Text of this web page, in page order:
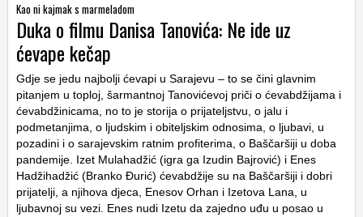
Kao ni kajmak s marmeladom
Duka o filmu Danisa Tanovića: Ne ide uz
ćevape kečap
Gdje se jedu najbolji ćevapi u Sarajevu – to se čini glavnim
pitanjem u toploj, šarmantnoj Tanovićevoj priči o ćevabdžijama i
ćevabdžinicama, no to je storija o prijateljstvu, o jalu i
podmetanjima, o ljudskim i obiteljskim odnosima, o ljubavi, u
pozadini i o sarajevskim ratnim profiterima, o Baščaršiji u doba
pandemije. Izet Mulahadžić (igra ga Izudin Bajrović) i Enes
Hadžihadžić (Branko Đurić) ćevabdžije su na Baščaršiji i dobri
prijatelji, a njihova djeca, Enesov Orhan i Izetova Lana, u
ljubavnoj su vezi. Enes nudi Izetu da zajedno uđu u posao u